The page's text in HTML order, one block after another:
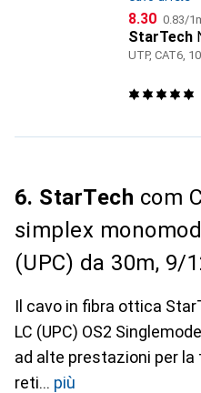
CHF
8.30 CHF
0.83/
StarTech
UTP, CAT6,
6. StarTech com
simplex
(UPC) da 30m, 9/
Il cavo in fibra ottica
LC (UPC) OS2
ad alte prestazioni per
reti
più